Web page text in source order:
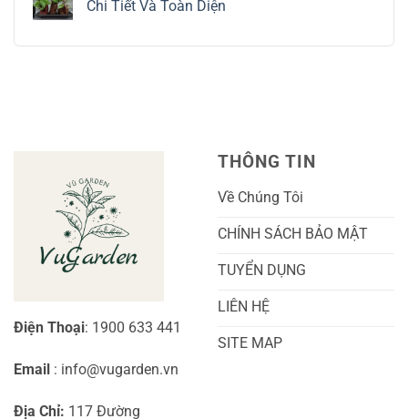
Trồng
Ngón
ở
Lan
Cho
Người
Mới
Bắt
Đầu
Chi Tiết Và Toàn Diện
bình
Chi
Tiết
Và
Toàn
Diện
Điện Thoại: 1900 633 441
Email : info@vugarden.vn
Địa Chỉ: 117 Đường
THÔNG TIN
Về Chúng Tôi
CHÍNH SÁCH BẢO MẬT
TUYỂN DỤNG
LIÊN HỆ
SITE MAP